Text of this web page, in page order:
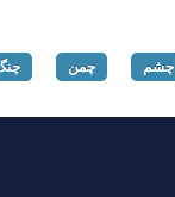
چشم چمن